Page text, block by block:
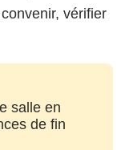
vérifier
salle en
de fin